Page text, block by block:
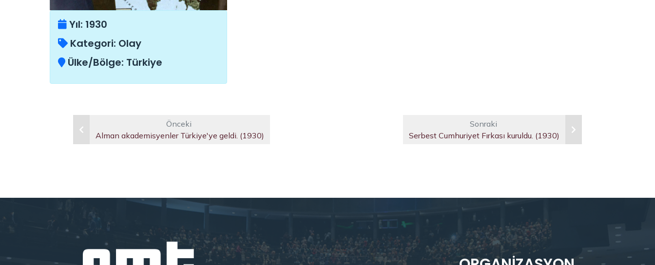
Yıl: 1930
Kategori: Olay
Ülke/Bölge: Türkiye
Önceki
Alman akademisyenler Türkiye'ye geldi. (1930)
Sonraki
Serbest Cumhuriyet Fırkası kuruldu. (1930)